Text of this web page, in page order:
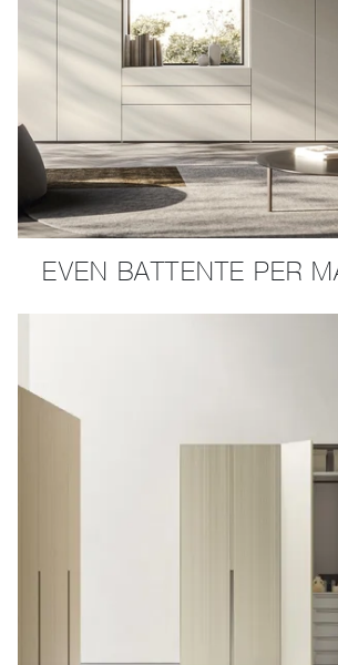
EVEN BATTENTE PER